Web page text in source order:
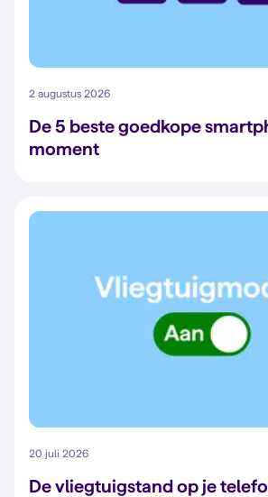
2 augustus 2026
De 5 beste goedkope
moment
20 juli 2026
De vliegtuigstand op je